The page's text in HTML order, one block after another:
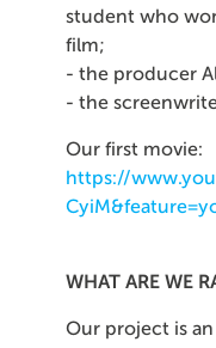
student who
film;
- the producer
- the
Our first movie:
https://
WHAT ARE WE
Our project is